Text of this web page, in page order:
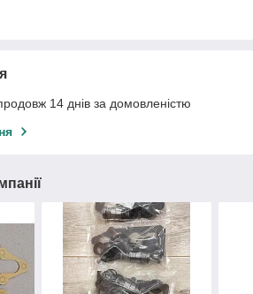
14 днів за домовленістю